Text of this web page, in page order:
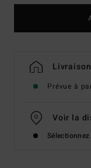
Prévue à
Voir la